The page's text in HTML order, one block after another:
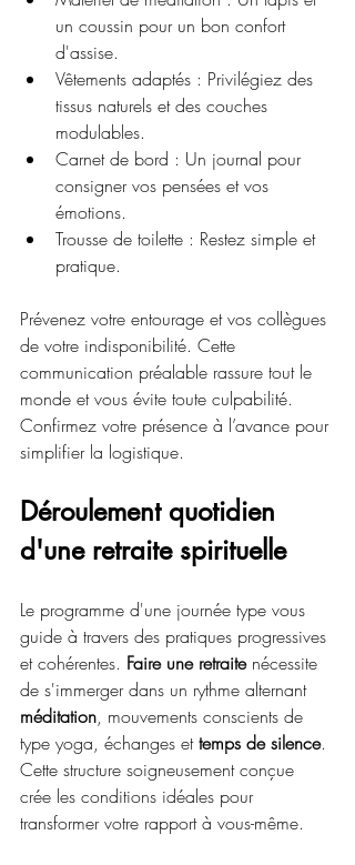
un coussin pour un bon confort
d'assise.
Vêtements adaptés : Privilégiez des
tissus naturels et des couches
modulables.
Carnet de bord : Un journal pour
consigner vos pensées et vos
émotions.
Trousse de toilette : Restez simple et
pratique.
Prévenez votre entourage et vos collègues
de votre indisponibilité. Cette
communication préalable rassure tout le
monde et vous évite toute culpabilité.
Confirmez votre présence à l’avance pour
simplifier la logistique.
Déroulement quotidien
d'une retraite spirituelle
Le programme d'une journée type vous
guide à travers des pratiques progressives
et cohérentes. Faire une retraite nécessite
de s'immerger dans un rythme alternant
méditation, mouvements conscients de
type yoga, échanges et temps de silence.
Cette structure soigneusement conçue
crée les conditions idéales pour
transformer votre rapport à vous-même.